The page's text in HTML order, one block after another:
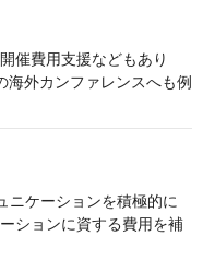
催費用支援などもあり
外カンファレンスへも例
ケーションを積極的に
ションに資する費用を補